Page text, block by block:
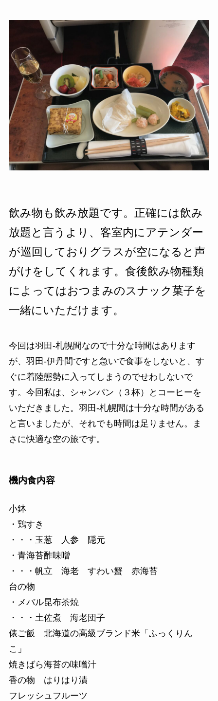
飲み物も飲み放題です。正確には飲み
放題と言うより、客室内にアテンダー
が巡回しておりグラスが空になると声
がけをしてくれます。食後飲み物種類
によってはおつまみのスナック菓子を
一緒にいただけます。
今回は羽田-札幌間なので十分な時間はあります
が、羽田-伊丹間ですと急いで食事をしないと、す
ぐに着陸態勢に入ってしまうのでせわしないで
す。今回私は、シャンパン（３杯）とコーヒーを
いただきました。羽田-札幌間は十分な時間がある
と言いましたが、それでも時間は足りません。ま
さに快適な空の旅です。
機内食内容
小鉢
・鶏すき
・・・玉葱 人参 隠元
・青海苔酢味噌
・・・帆立 海老 すわい蟹 赤海苔
台の物
・メバル昆布茶焼
・・・土佐煮 海老団子
俵ご飯 北海道の高級ブランド米「ふっくりん
こ」
焼きばら海苔の味噌汁
香の物 はりはり漬
フレッシュフルーツ